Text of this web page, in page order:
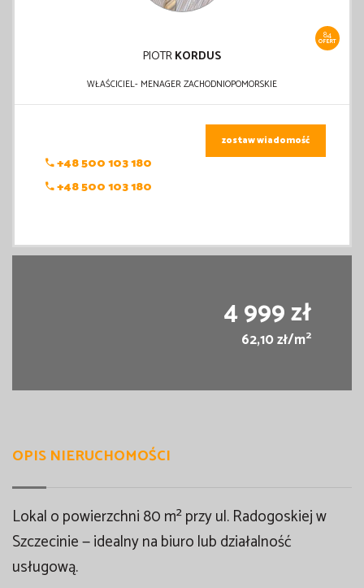
84
OFERT
PIOTRKORDUS
WŁAŚCICIEL- MENAGER ZACHODNIOPOMORSKIE
+48 500 103 180
+48 500 103 180
zostaw wiadomość
4 999 zł
62,10 zł/m2
OPIS NIERUCHOMOŚCI
Lokal o powierzchni 80 m² przy ul. Radogoskiej w
Szczecinie — idealny na biuro lub działalność
usługową.